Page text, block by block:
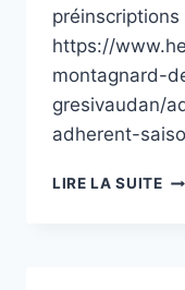
préinscriptions
https://
montagnard-
gresivaudan/
adherent-
LIRE LA SUITE